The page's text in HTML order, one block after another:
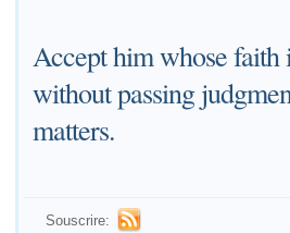
Accept him whose faith
without passing
matters.
Souscrire: